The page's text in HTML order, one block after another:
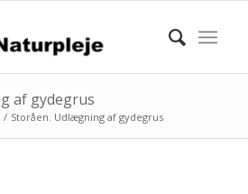
af gydegrus
/ Storåen. Udlægning af gydegrus